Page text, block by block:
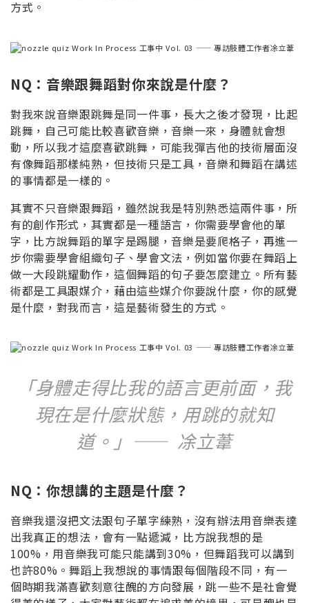
方式。
NQ：音樂跟舞蹈對你來說是什麼？
對我來說音樂跟跳舞是同一件事，長大之後才發現，比起
跳舞，自己可能比較喜歡音樂，音樂一來，身體就會想
動，所以我才這麼喜歡跳舞，可能我彈吉他的技術層面沒
有像舞蹈那樣純熟，但技術只是工具，音樂和舞蹈在講述
的事情都是一樣的。
其實不只音樂跟舞蹈，雖然說我是特別熟悉這兩件事，所
有的創作形式，其實都是一種語言，你需要學會他的單
字，比方說舞蹈的單字是踢腿，音樂是要爬格子，再進一
步你需要學會組織句子、學會文法，例如當你要在舞蹈上
做一大段跳耀動作，這個舞蹈的句子要怎麼建立。所有藝
術都是工具跟媒介，藉由這些媒介你要說什麼，你的感覺
是什麼，對我而言，這是藝術發生的方式。
「身體走得比我的語言更前面， 我
現在是什麼狀態，用跳的就知
道。」—— 凃立葦
NQ：你想講的主題是什麼？
音樂我還沒把文法跟句子單字練熟，沒有辦法用音樂表達
出我真正的想法，會有一點遞減，比方說我想的是
100%，用音樂我可能只能講到30%，但舞蹈我可以講到
也許80%。舞蹈上我想說的事情跟每個階段不同，有一
個時期我滿喜歡刻意往醜的方向發展，跳一些不是社會覺